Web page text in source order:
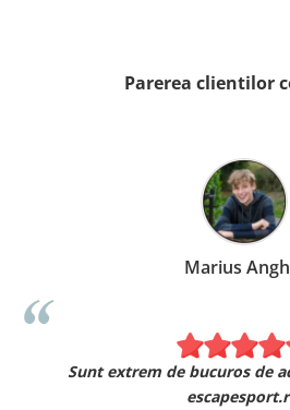
Parerea clientilor
Marius
Sunt extrem de bucuros de